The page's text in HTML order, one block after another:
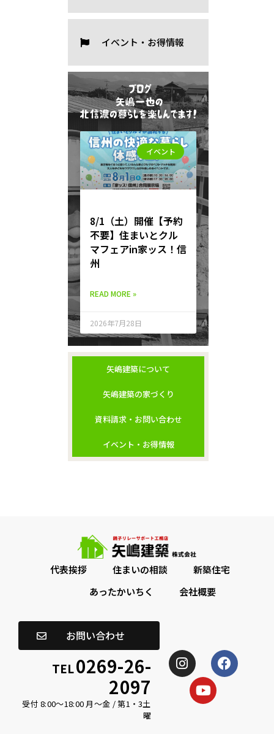
イベント・お得情報
イベント
8/1（土）開催【予約
不要】住まいとクル
マフェアin家ッス！信
州
READ MORE »
2026年7月28日
矢嶋建築について
矢嶋建築の家づくり
資料請求・お問い合わせ
イベント・お得情報
代表挨拶 住まいの相談
新築住宅
あったかいちく
会社概要
お問い合わせ
TEL0269-26-
2097
受付 8:00〜18:00 月〜金 / 第1・3土
曜